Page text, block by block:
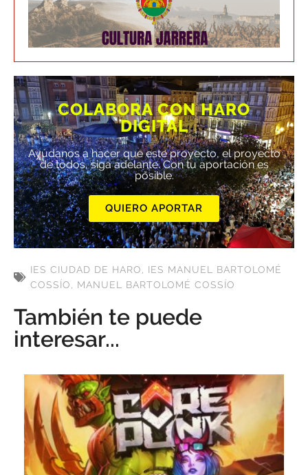
COLABORA CON HARO
DIGITAL
Ayúdanos a hacer que este proyecto, el proyecto
de todos, siga adelante. Con tu aportación es
posible.
QUIERO APORTAR
IES CIUDAD DE HARO, IES MANUEL BARTOLOMÉ
COSSÍO, MANUEL BARTOLOMÉ COSSÍO
También te puede
interesar...